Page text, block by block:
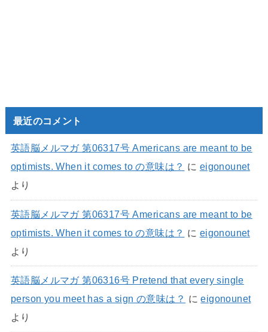
最近のコメント
英語脳メルマガ 第06317号 Americans are meant to be
optimists. When it comes to の意味は？ に eigonounet
より
英語脳メルマガ 第06317号 Americans are meant to be
optimists. When it comes to の意味は？ に eigonounet
より
英語脳メルマガ 第06316号 Pretend that every single
person you meet has a sign の意味は？ にeigonounet
より